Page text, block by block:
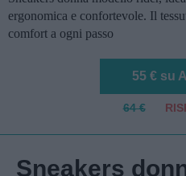
ergonomica e confortevole. Il
comfort a ogni passo
55 € su
64 €
Sneakers